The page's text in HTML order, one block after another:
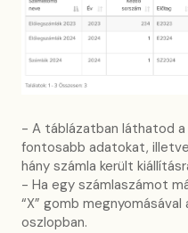
- A táblázatban láthatod
fontosabb adatokat,
hány számla került
- Ha egy számlaszámot
“X” gomb
oszlopban.